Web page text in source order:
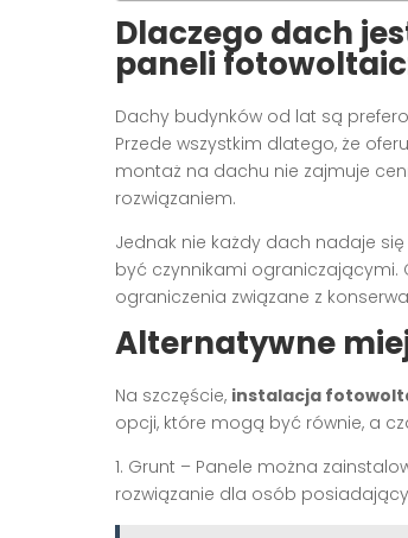
Dlaczego dach
paneli
Dachy budynków od lat są
Przede wszystkim dlatego, że
montaż na dachu nie zajmuje
rozwiązaniem.
Jednak nie każdy dach nadaje
być czynnikami ograniczającymi.
ograniczenia związane z
Alternatywne
Na szczęście, instalacja
opcji, które mogą być równie, a
1. Grunt – Panele można
rozwiązanie dla osób